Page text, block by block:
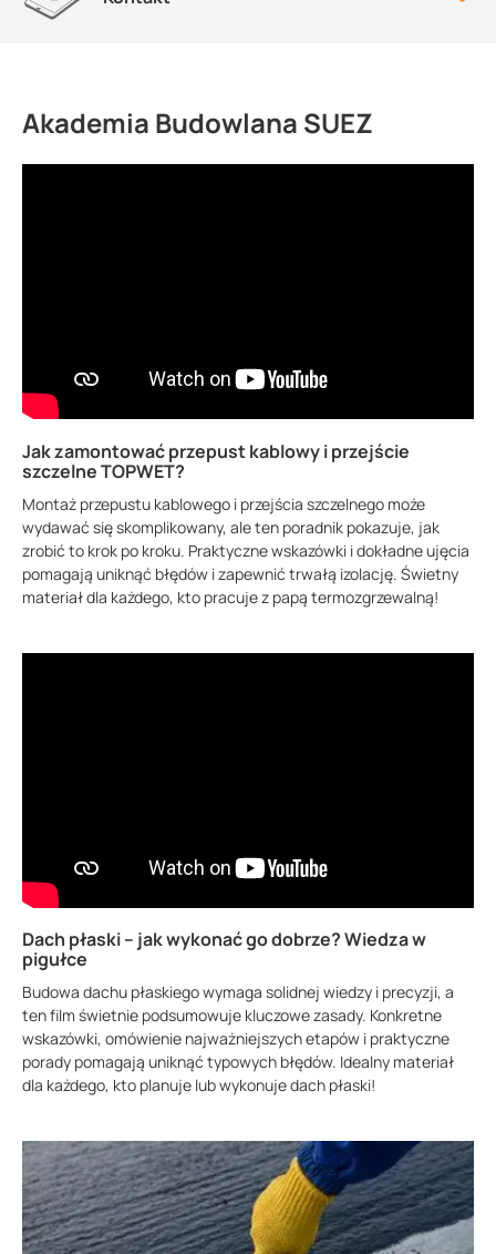
Akademia Budowlana SUEZ
Jak zamontować przepust kablowy i przejście
szczelne TOPWET?
Montaż przepustu kablowego i przejścia szczelnego może
wydawać się skomplikowany, ale ten poradnik pokazuje, jak
zrobić to krok po kroku. Praktyczne wskazówki i dokładne ujęcia
pomagają uniknąć błędów i zapewnić trwałą izolację. Świetny
materiał dla każdego, kto pracuje z papą termozgrzewalną!
Dach płaski – jak wykonać go dobrze? Wiedza w
pigułce
Budowa dachu płaskiego wymaga solidnej wiedzy i precyzji, a
ten film świetnie podsumowuje kluczowe zasady. Konkretne
wskazówki, omówienie najważniejszych etapów i praktyczne
porady pomagają uniknąć typowych błędów. Idealny materiał
dla każdego, kto planuje lub wykonuje dach płaski!